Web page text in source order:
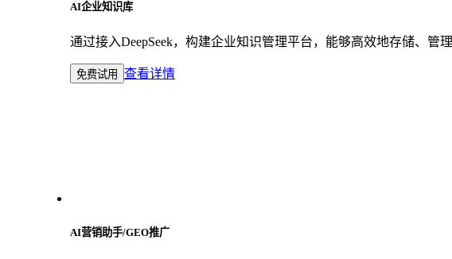
AI企业知识库
通过接入DeepSeek，构建企业知识管理平台，能够高效地存储、管
免费试用 查看详情
AI营销助手/GEO推广